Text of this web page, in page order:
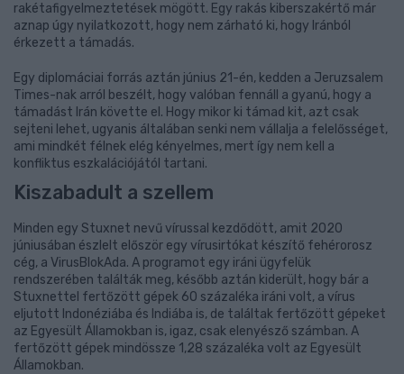
rakétafigyelmeztetések mögött. Egy rakás kiberszakértő már
aznap úgy nyilatkozott, hogy nem zárható ki, hogy Iránból
érkezett a támadás.
Egy diplomáciai forrás aztán június 21-én, kedden a Jeruzsalem
Times-nak arról beszélt, hogy valóban fennáll a gyanú, hogy a
támadást Irán követte el. Hogy mikor ki támad kit, azt csak
sejteni lehet, ugyanis általában senki nem vállalja a felelősséget,
ami mindkét félnek elég kényelmes, mert így nem kell a
konfliktus eszkalációjától tartani.
Kiszabadult a szellem
Minden egy Stuxnet nevű vírussal kezdődött, amit 2020
júniusában észlelt először egy vírusirtókat készítő fehérorosz
cég, a VirusBlokAda. A programot egy iráni ügyfelük
rendszerében találták meg, később aztán kiderült, hogy bár a
Stuxnettel fertőzött gépek 60 százaléka iráni volt, a vírus
eljutott Indonéziába és Indiába is, de találtak fertőzött gépeket
az Egyesült Államokban is, igaz, csak elenyésző számban. A
fertőzött gépek mindössze 1,28 százaléka volt az Egyesült
Államokban.